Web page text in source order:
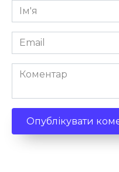
Ім'я
*
Email
*
Коментар